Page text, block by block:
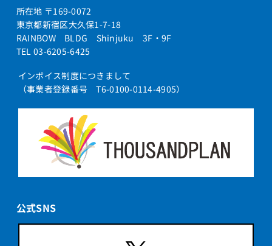
所在地 〒169-0072
東京都新宿区大久保1-7-18
RAINBOW BLDG Shinjuku 3F・9F
TEL 03-6205-6425
インボイス制度につきまして
（事業者登録番号 T6-0100-0114-4905）
公式SNS